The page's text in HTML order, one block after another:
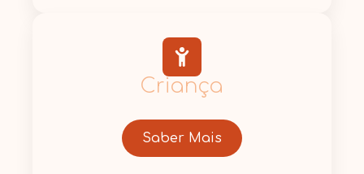
Criança
Saber Mais